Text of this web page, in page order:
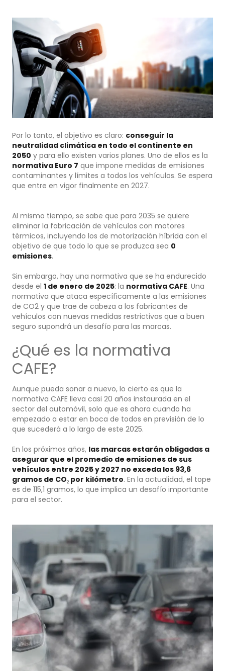
Por lo tanto, el objetivo es claro: conseguir la
neutralidad climática en todo el continente en
2050 y para ello existen varios planes. Uno de ellos es la
normativa Euro 7 que impone medidas de emisiones
contaminantes y límites a todos los vehículos. Se espera
que entre en vigor finalmente en 2027.
Al mismo tiempo, se sabe que para 2035 se quiere
eliminar la fabricación de vehículos con motores
térmicos, incluyendo los de motorización híbrida con el
objetivo de que todo lo que se produzca sea 0
emisiones.
Sin embargo, hay una normativa que se ha endurecido
desde el 1 de enero de 2025: la normativa CAFE. Una
normativa que ataca específicamente a las emisiones
de CO2 y que trae de cabeza a los fabricantes de
vehículos con nuevas medidas restrictivas que a buen
seguro supondrá un desafío para las marcas.
¿Qué es la normativa
CAFE?
Aunque pueda sonar a nuevo, lo cierto es que la
normativa CAFE lleva casi 20 años instaurada en el
sector del automóvil, solo que es ahora cuando ha
empezado a estar en boca de todos en previsión de lo
que sucederá a lo largo de este 2025.
En los próximos años, las marcas estarán obligadas a
asegurar que el promedio de emisiones de sus
vehículos entre 2025 y 2027 no exceda los 93,6
gramos de CO₂ por kilómetro. En la actualidad, el tope
es de 115,1 gramos, lo que implica un desafío importante
para el sector.